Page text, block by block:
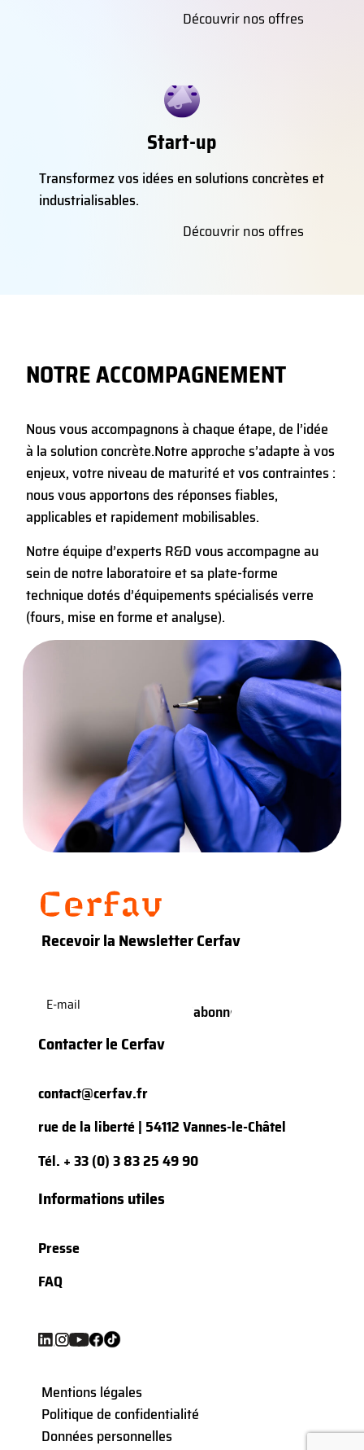
Découvrir nos offres
Start-up
Transformez vos idées en solutions concrètes et
industrialisables.
Découvrir nos offres
NOTRE ACCOMPAGNEMENT
Nous vous accompagnons à chaque étape, de l’idée
à la solution concrète.Notre approche s’adapte à vos
enjeux, votre niveau de maturité et vos contraintes :
nous vous apportons des réponses fiables,
applicables et rapidement mobilisables.
Notre équipe d’experts R&D vous accompagne au
sein de notre laboratoire et sa plate-forme
technique dotés d’équipements spécialisés verre
(fours, mise en forme et analyse).
Recevoir la Newsletter Cerfav
mail(Nécessaire)
Contacter le Cerfav
contact@cerfav.fr
rue de la liberté | 54112 Vannes-le-Châtel
Tél. + 33 (0) 3 83 25 49 90
Informations utiles
Presse
FAQ
Mentions légales
Politique de confidentialité
Données personnelles